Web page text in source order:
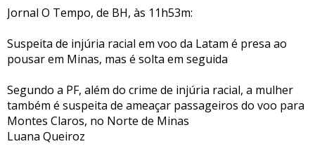
Jornal O Tempo, de BH, às 11h53m:
Suspeita de injúria racial em voo da Latam é presa ao
pousar em Minas, mas é solta em seguida
Segundo a PF, além do crime de injúria racial, a mulher
também é suspeita de ameaçar passageiros do voo para
Montes Claros, no Norte de Minas
Luana Queiroz